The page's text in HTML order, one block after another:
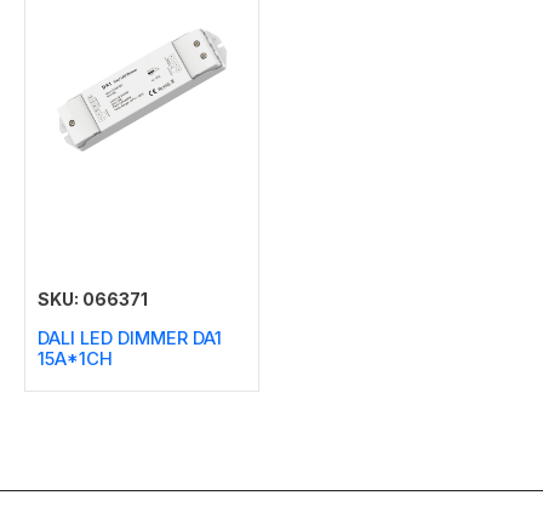
SKU: 066371
DALI LED DIMMER DA1
15A*1CH